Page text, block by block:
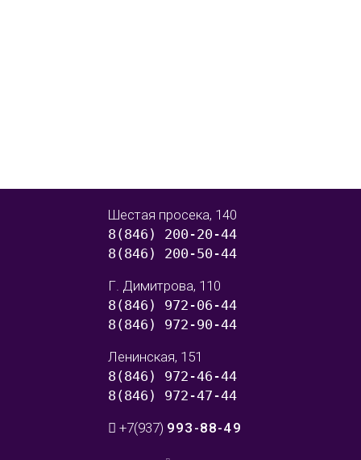
Шестая просека, 140
8(846) 200-20-44
8(846) 200-50-44
Г. Димитрова, 110
8(846) 972-06-44
8(846) 972-90-44
Ленинская, 151
8(846) 972-46-44
8(846) 972-47-44
+7(937) 993-88-49